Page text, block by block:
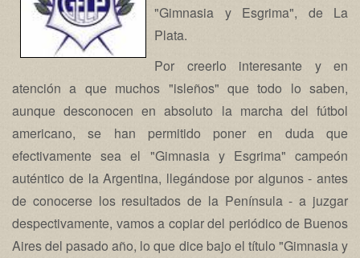
"Gimnasia y Esgrima", de La
Plata.
Por creerlo interesante y en
atención a que muchos "isleños" que todo lo saben,
aunque desconocen en absoluto la marcha del fútbol
americano, se han permitido poner en duda que
efectivamente sea el "Gimnasia y Esgrima" campeón
auténtico de la Argentina, llegándose por algunos - antes
de conocerse los resultados de la Península - a juzgar
despectivamente, vamos a copiar del periódico de Buenos
Aires del pasado año, lo que dice bajo el título "Gimnasia y